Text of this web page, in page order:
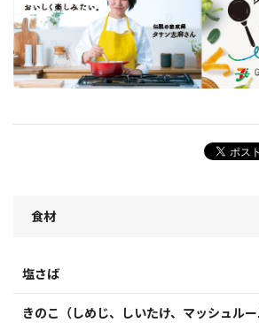
食材
塩さば
きのこ（しめじ、しいたけ、マッシュル